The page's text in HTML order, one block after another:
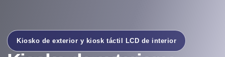
Kiosko de exterior y kiosk táctil LCD de interior